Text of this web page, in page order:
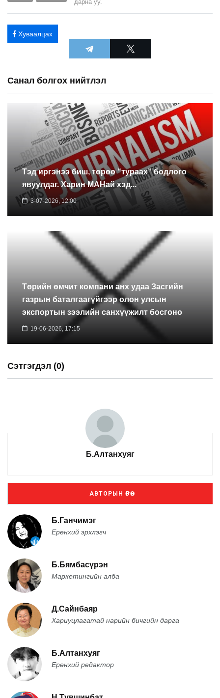
дарна уу.
Хуваалцах
Санал болгох нийтлэл
Тэд иргэнээ биш, төрөө “тураах” бодлого
явуулдаг. Харин МАНай хэд...
3-07-2026, 12:00
Төрийн өмчит компани анх удаа Засгийн
газрын баталгаагүйгээр олон улсын
экспортын зээлийн санхүүжилт босгоно
19-06-2026, 17:15
Сэтгэгдэл (0)
Б.Алтанхуяг
АВТОРЫН ӨРӨӨ
Б.Ганчимэг
Ерөнхий эрхлэгч
Б.Бямбасүрэн
Маркетингийн алба
Д.Сайнбаяр
Хариуцлагатай нарийн бичгийн дарга
Б.Алтанхуяг
Ерөнхий редактор